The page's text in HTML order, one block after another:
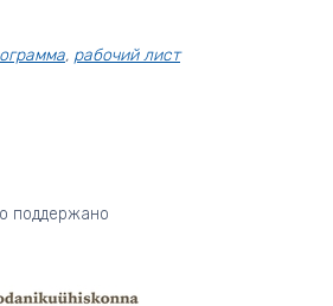
, рабочий лист
поддержано